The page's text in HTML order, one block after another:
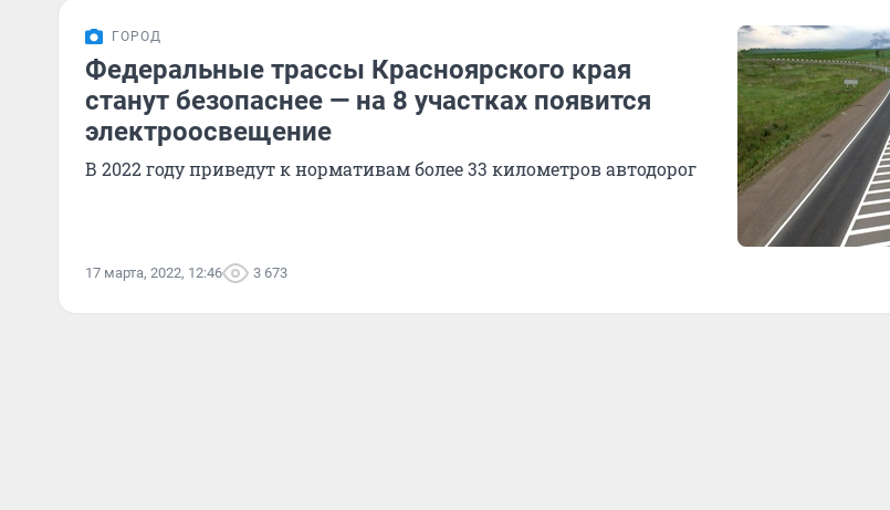
ГОРОД
Федеральные трассы Красноярского края
станут безопаснее — на 8 участках появится
электроосвещение
В 2022 году приведут к нормативам более 33 километров автодорог
17 марта, 2022, 12:46 3 673